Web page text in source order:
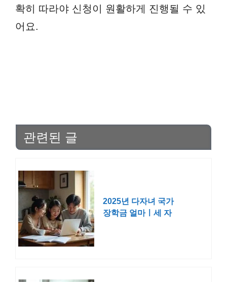
확히 따라야 신청이 원활하게 진행될 수 있
어요.
관련된 글
2025년 다자녀 국가
장학금 얼마ㅣ세 자